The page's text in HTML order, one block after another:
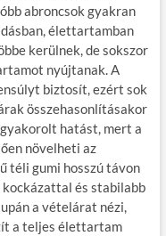
abroncsok gyakran
élettartamban
kerülnek, de sokszor
nyújtanak. A
biztosít, ezért sok
összehasonlításakor
hatást, mert a
növelheti az
téli gumi hosszú távon
és stabilabb
a vételárat nézi,
a teljes élettartam